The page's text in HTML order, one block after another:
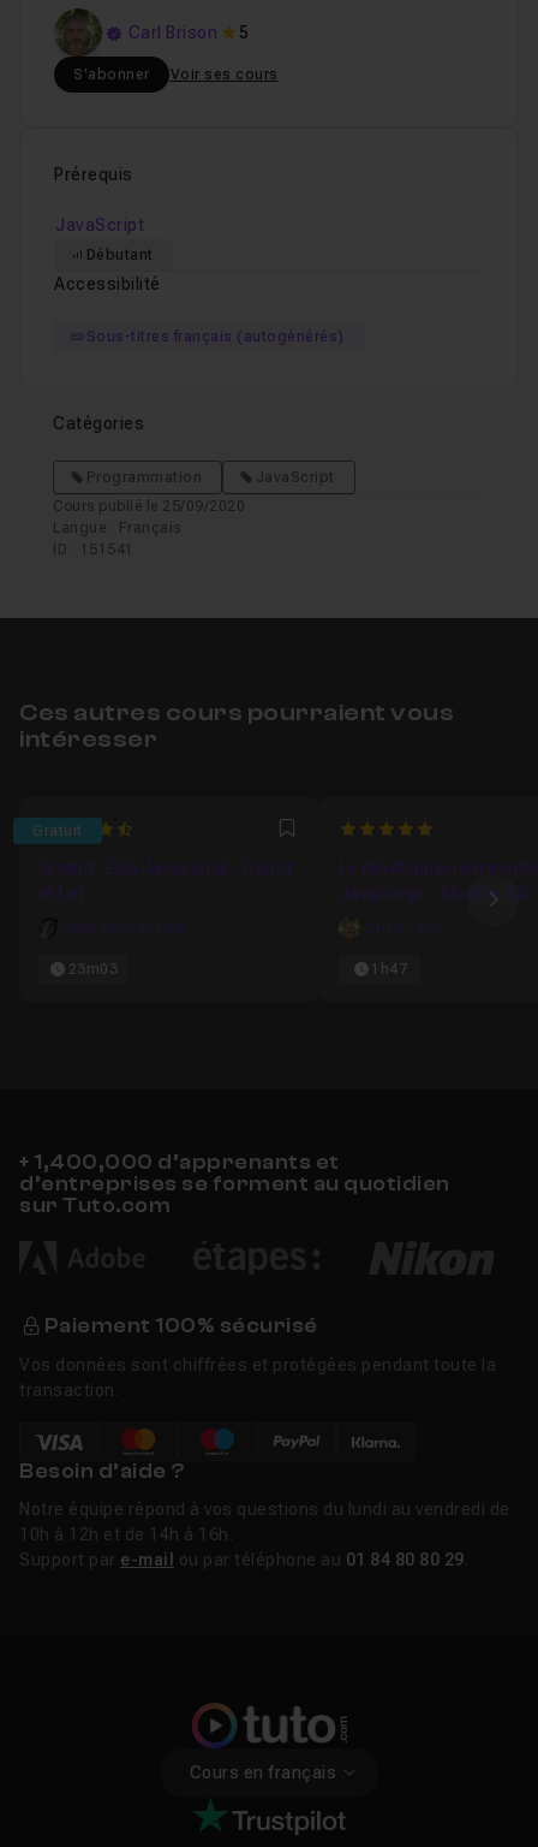
Carl Brison 5
S'abonner Voir ses cours
Prérequis
JavaScript
Débutant
Accessibilité
Sous-titres français (autogénérés)
Catégories
Programmation
JavaScript
Cours publié le 25/09/2020
Langue : Français
ID : 151541
Ces autres cours pourraient vous
intéresser
Gratuit
4.8461538461538 Favori
Gratuit : ES6 Javascript - Const
et Let
Sébastien Imbert
23m03
5
Le développement
JavaScript - Module 1/8
Carl Brison
1h47
+ 1,400,000 d’apprenants et
d’entreprises se forment au quotidien
sur Tuto.com
Paiement 100% sécurisé
Vos données sont chiffrées et protégées pendant toute la
transaction.
Besoin d’aide ?
Notre équipe répond à vos questions du lundi au vendredi de
10h à 12h et de 14h à 16h.
Support par e-mail ou par téléphone au 01 84 80 80 29
Cours en français